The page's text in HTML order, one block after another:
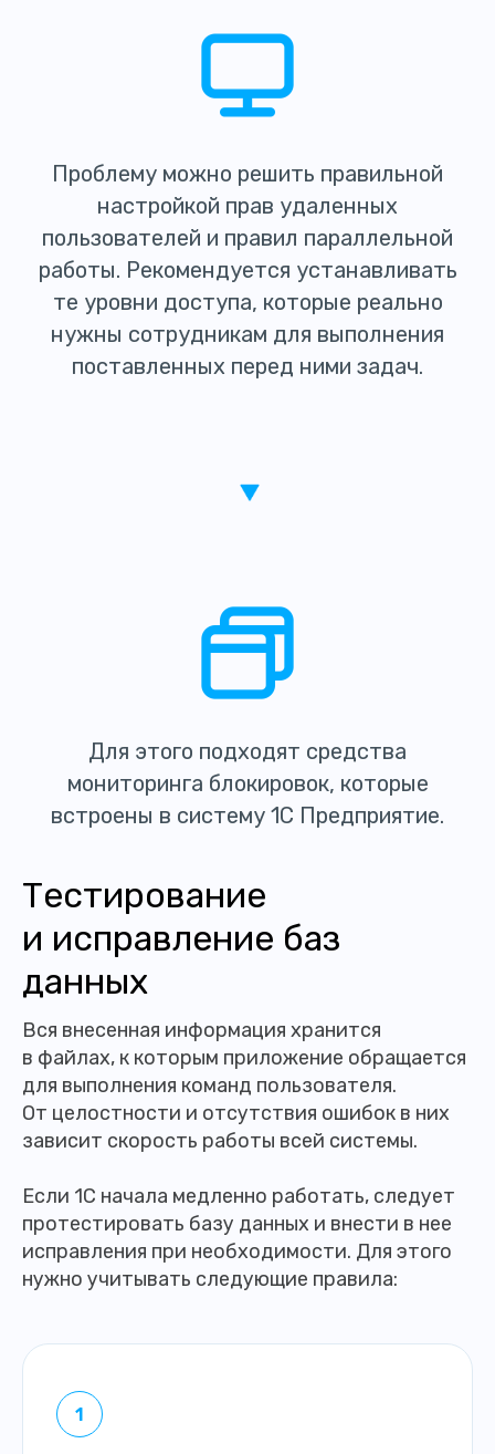
Проблему можно решить правильной
настройкой прав удаленных
пользователей и правил параллельной
работы. Рекомендуется устанавливать
те уровни доступа, которые реально
нужны сотрудникам для выполнения
поставленных перед ними задач.
Для этого подходят средства
мониторинга блокировок, которые
встроены в систему 1С Предприятие.
Тестирование
и исправление баз
данных
Вся внесенная информация хранится
в файлах, к которым приложение обращается
для выполнения команд пользователя.
От целостности и отсутствия ошибок в них
зависит скорость работы всей системы.
Если 1С начала медленно работать, следует
протестировать базу данных и внести в нее
исправления при необходимости. Для этого
нужно учитывать следующие правила: